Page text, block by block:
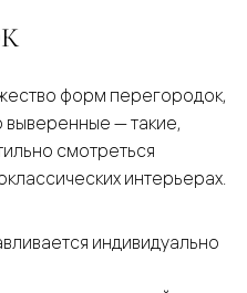
форм перегородок,
выверенные — такие,
смотреться
интерьерах.
индивидуально